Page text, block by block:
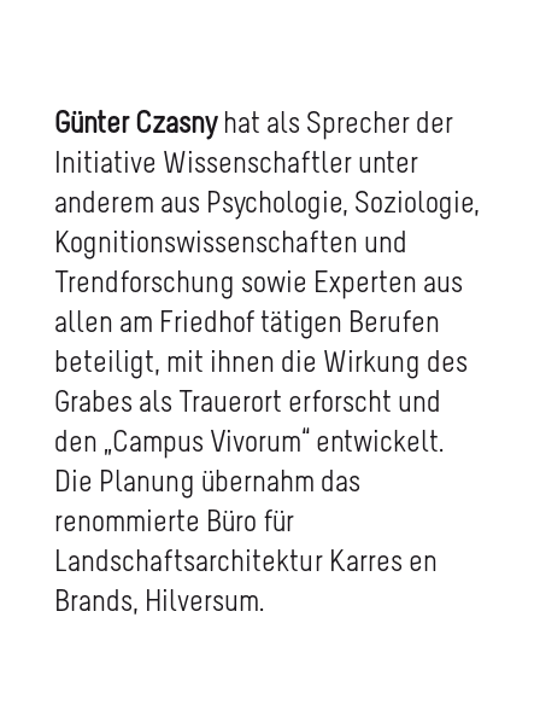
Günter Czasnyhat als Sprecher der
Initiative Wissenschaftler unter
anderem aus Psychologie, Soziologie,
Kognitionswissenschaften und
Trendforschung sowie Experten aus
allen am Friedhof tätigen Berufen
beteiligt, mit ihnen die Wirkung des
Grabes als Trauerort erforscht und
den „Campus Vivorum“ entwickelt.
Die Planung übernahm das
renommierte Büro für
Landschaftsarchitektur Karres en
Brands, Hilversum.